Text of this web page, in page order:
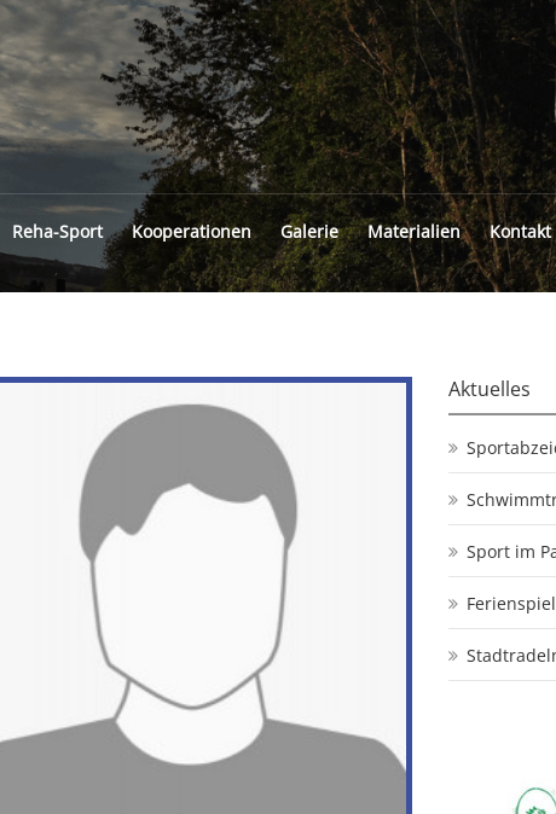
Reha-Sport Kooperationen Galerie Materialien Kontakt
Aktuelles
Sport im